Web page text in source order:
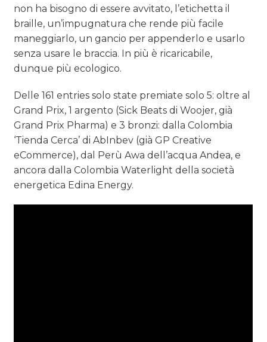
non ha bisogno di essere avvitato, l’etichetta il
braille, un’impugnatura che rende più facile
maneggiarlo, un gancio per appenderlo e usarlo
senza usare le braccia. In più è ricaricabile,
dunque più ecologico.
Delle 161 entries solo state premiate solo 5: oltre al
Grand Prix, 1 argento (Sick Beats di Woojer, già
Grand Prix Pharma) e 3 bronzi: dalla Colombia
‘Tienda Cerca’ di AbInbev (già GP Creative
eCommerce), dal Perù Awa dell’acqua Andea, e
ancora dalla Colombia Waterlight della società
energetica Edina Energy.